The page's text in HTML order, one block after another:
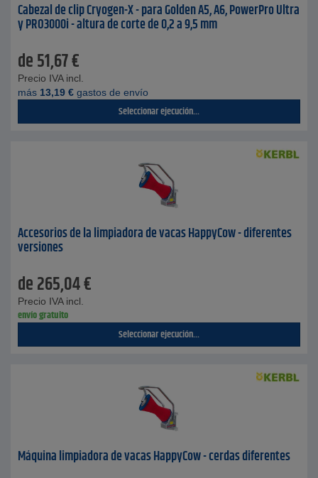
Cabezal de clip Cryogen-X - para Golden A5, A6, PowerPro Ultra
y PRO3000i - altura de corte de 0,2 a 9,5 mm
de51,67€
Precio IVA incl.
más 13,19 € gastos de envío
Seleccionar ejecución...
Accesorios de la limpiadora de vacas HappyCow - diferentes
versiones
de265,04€
Precio IVA incl.
envío gratuito
Seleccionar ejecución...
Máquina limpiadora de vacas HappyCow - cerdas diferentes